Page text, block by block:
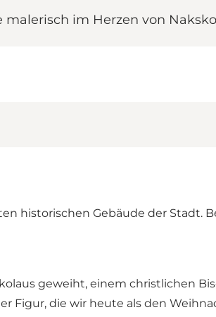
im Herzen von
historischen Gebäude der Stadt.
geweiht, einem christlichen
Figur, die wir heute als den